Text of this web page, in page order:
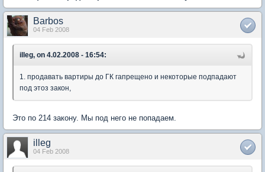
Barbos
04 Feb 2008
illeg, on 4.02.2008 - 16:54:
1. продавать вартиры до ГК гапрещено и некоторые подпадают
под этоз закон,
Это по 214 закону. Мы под него не попадаем.
illeg
04 Feb 2008